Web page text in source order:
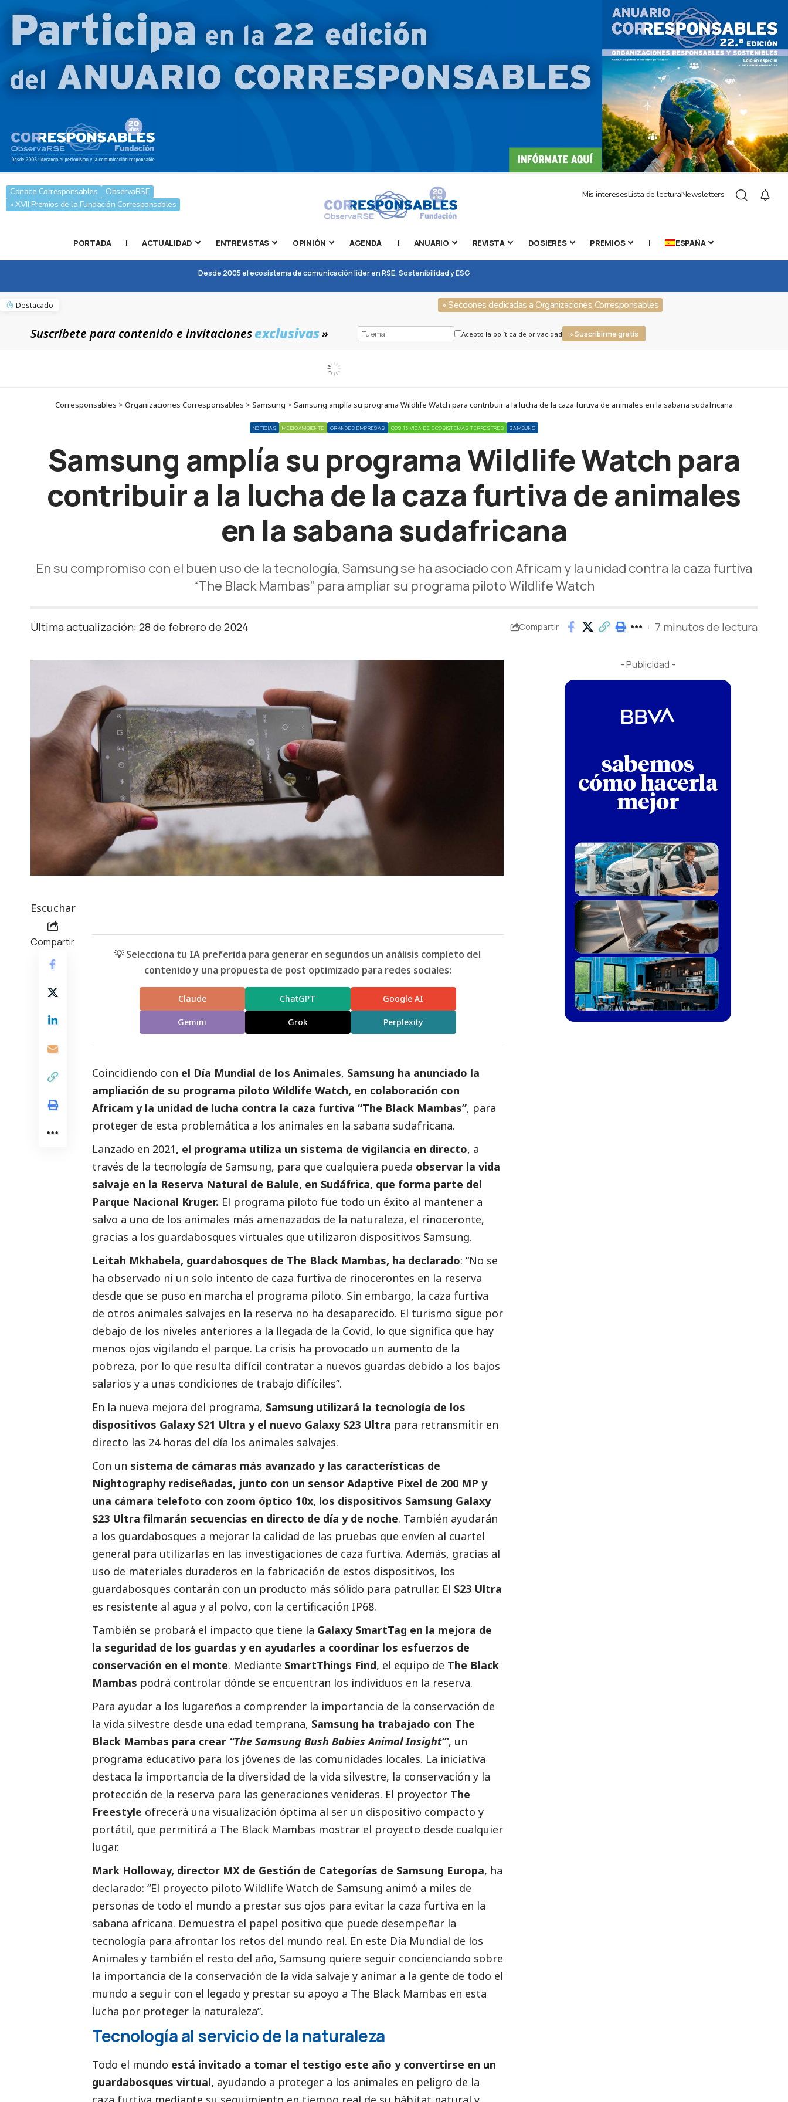
Conoce Corresponsables
ObservaRSE
» XVII Premios de la Fundación Corresponsables
Mis interesesLista de lecturaNewsletters
PORTADA | ACTUALIDAD ENTREVISTAS OPINIÓN AGENDA | ANUARIO REVISTA DOSIERES PREMIOS | ESPAÑA
Desde 2005 el ecosistema de comunicación líder en RSE, Sostenibilidad y ESG
Destacado » Secciones dedicadas a Organizaciones Corresponsables
Suscríbete para contenido e invitacionesexclusivas» Acepto la política de privacidad » Suscribirme gratis
Corresponsables > Organizaciones Corresponsables > Samsung > Samsung amplía su programa Wildlife Watch para contribuir a la lucha de la caza furtiva de animales en la sabana sudafricana
NOTICIAS MEDIOAMBIENTE GRANDES EMPRESAS ODS 15 VIDA DE ECOSISTEMAS TERRESTRES SAMSUNG
Samsung amplía su programa Wildlife Watch para
contribuir a la lucha de la caza furtiva de animales
en la sabana sudafricana
En su compromiso con el buen uso de la tecnología, Samsung se ha asociado con Africam y la unidad contra la caza furtiva
“The Black Mambas” para ampliar su programa piloto Wildlife Watch
Última actualización: 28 de febrero de 2024 Compartir 7 minutos de lectura
Escuchar
Compartir
💡 Selecciona tu IA preferida para generar en segundos un análisis completo del
contenido y una propuesta de post optimizado para redes sociales:
Claude ChatGPT Google AI
Gemini Grok Perplexity
Coincidiendo con el Día Mundial de los Animales, Samsung ha anunciado la
ampliación de su programa piloto Wildlife Watch, en colaboración con
Africam y la unidad de lucha contra la caza furtiva “The Black Mambas”, para
proteger de esta problemática a los animales en la sabana sudafricana.
Lanzado en 2021, el programa utiliza un sistema de vigilancia en directo, a
través de la tecnología de Samsung, para que cualquiera pueda observar la vida
salvaje en la Reserva Natural de Balule, en Sudáfrica, que forma parte del
Parque Nacional Kruger. El programa piloto fue todo un éxito al mantener a
salvo a uno de los animales más amenazados de la naturaleza, el rinoceronte,
gracias a los guardabosques virtuales que utilizaron dispositivos Samsung.
Leitah Mkhabela, guardabosques de The Black Mambas, ha declarado: “No se
ha observado ni un solo intento de caza furtiva de rinocerontes en la reserva
desde que se puso en marcha el programa piloto. Sin embargo, la caza furtiva
de otros animales salvajes en la reserva no ha desaparecido. El turismo sigue por
debajo de los niveles anteriores a la llegada de la Covid, lo que significa que hay
menos ojos vigilando el parque. La crisis ha provocado un aumento de la
pobreza, por lo que resulta difícil contratar a nuevos guardas debido a los bajos
salarios y a unas condiciones de trabajo difíciles”.
En la nueva mejora del programa, Samsung utilizará la tecnología de los
dispositivos Galaxy S21 Ultra y el nuevo Galaxy S23 Ultra para retransmitir en
directo las 24 horas del día los animales salvajes.
Con un sistema de cámaras más avanzado y las características de
Nightography rediseñadas, junto con un sensor Adaptive Pixel de 200 MP y
una cámara telefoto con zoom óptico 10x, los dispositivos Samsung Galaxy
S23 Ultra filmarán secuencias en directo de día y de noche. También ayudarán
a los guardabosques a mejorar la calidad de las pruebas que envíen al cuartel
general para utilizarlas en las investigaciones de caza furtiva. Además, gracias al
uso de materiales duraderos en la fabricación de estos dispositivos, los
guardabosques contarán con un producto más sólido para patrullar. El S23 Ultra
es resistente al agua y al polvo, con la certificación IP68.
También se probará el impacto que tiene la Galaxy SmartTag en la mejora de
la seguridad de los guardas y en ayudarles a coordinar los esfuerzos de
conservación en el monte. Mediante SmartThings Find, el equipo de The Black
Mambas podrá controlar dónde se encuentran los individuos en la reserva.
Para ayudar a los lugareños a comprender la importancia de la conservación de
la vida silvestre desde una edad temprana, Samsung ha trabajado con The
Black Mambas para crear “The Samsung Bush Babies Animal Insight”’, un
programa educativo para los jóvenes de las comunidades locales. La iniciativa
destaca la importancia de la diversidad de la vida silvestre, la conservación y la
protección de la reserva para las generaciones venideras. El proyector The
Freestyle ofrecerá una visualización óptima al ser un dispositivo compacto y
portátil, que permitirá a The Black Mambas mostrar el proyecto desde cualquier
lugar.
Mark Holloway, director MX de Gestión de Categorías de Samsung Europa, ha
declarado: “El proyecto piloto Wildlife Watch de Samsung animó a miles de
personas de todo el mundo a prestar sus ojos para evitar la caza furtiva en la
sabana africana. Demuestra el papel positivo que puede desempeñar la
tecnología para afrontar los retos del mundo real. En este Día Mundial de los
Animales y también el resto del año, Samsung quiere seguir concienciando sobre
la importancia de la conservación de la vida salvaje y animar a la gente de todo el
mundo a seguir con el legado y prestar su apoyo a The Black Mambas en esta
lucha por proteger la naturaleza”.
Tecnología al servicio de la naturaleza
Todo el mundo está invitado a tomar el testigo este año y convertirse en un
guardabosques virtual, ayudando a proteger a los animales en peligro de la
- Publicidad -